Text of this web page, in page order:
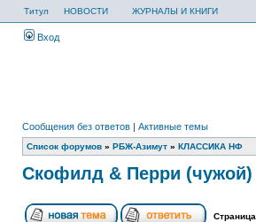
Титул НОВОСТИ ЖУРНАЛЫ И КНИГИ
Вход
Сообщения без ответов | Активные темы
Список форумов » РБЖ-Азимут » КЛАССИКА НФ
Скофилд & Перри (чужой)
Страница